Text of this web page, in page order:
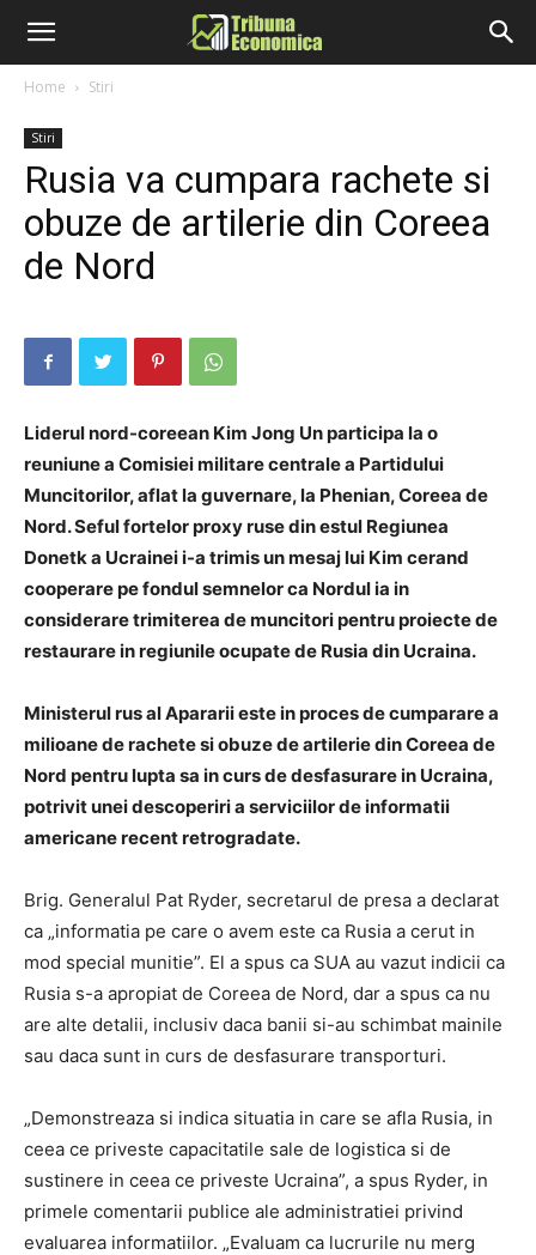
Home Stiri
Stiri
Rusia va cumpara rachete si
obuze de artilerie din Coreea
de Nord
Liderul nord-coreean Kim Jong Un participa la o
reuniune a Comisiei militare centrale a Partidului
Muncitorilor, aflat la guvernare, la Phenian, Coreea de
Nord. Seful fortelor proxy ruse din estul Regiunea
Donetk a Ucrainei i-a trimis un mesaj lui Kim cerand
cooperare pe fondul semnelor ca Nordul ia in
considerare trimiterea de muncitori pentru proiecte de
restaurare in regiunile ocupate de Rusia din Ucraina.
Ministerul rus al Apararii este in proces de cumparare a
milioane de rachete si obuze de artilerie din Coreea de
Nord pentru lupta sa in curs de desfasurare in Ucraina,
potrivit unei descoperiri a serviciilor de informatii
americane recent retrogradate.
Brig. Generalul Pat Ryder, secretarul de presa a declarat
ca „informatia pe care o avem este ca Rusia a cerut in
mod special munitie”. El a spus ca SUA au vazut indicii ca
Rusia s-a apropiat de Coreea de Nord, dar a spus ca nu
are alte detalii, inclusiv daca banii si-au schimbat mainile
sau daca sunt in curs de desfasurare transporturi.
„Demonstreaza si indica situatia in care se afla Rusia, in
ceea ce priveste capacitatile sale de logistica si de
sustinere in ceea ce priveste Ucraina”, a spus Ryder, in
primele comentarii publice ale administratiei privind
evaluarea informatiilor. „Evaluam ca lucrurile nu merg